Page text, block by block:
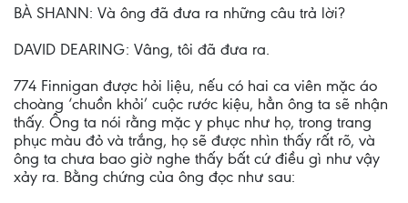
BÀ SHANN: Và ông đã đưa ra những câu trả lời?
DAVID DEARING: Vâng, tôi đã đưa ra.
774 Finnigan được hỏi liệu, nếu có hai ca viên mặc áo
choàng ‘chuồn khỏi’ cuộc rước kiệu, hẳn ông ta sẽ nhận
thấy. Ông ta nói rằng mặc y phục như họ, trong trang
phục màu đỏ và trắng, họ sẽ được nhìn thấy rất rõ, và
ông ta chưa bao giờ nghe thấy bất cứ điều gì như vậy
xảy ra. Bằng chứng của ông đọc như sau: